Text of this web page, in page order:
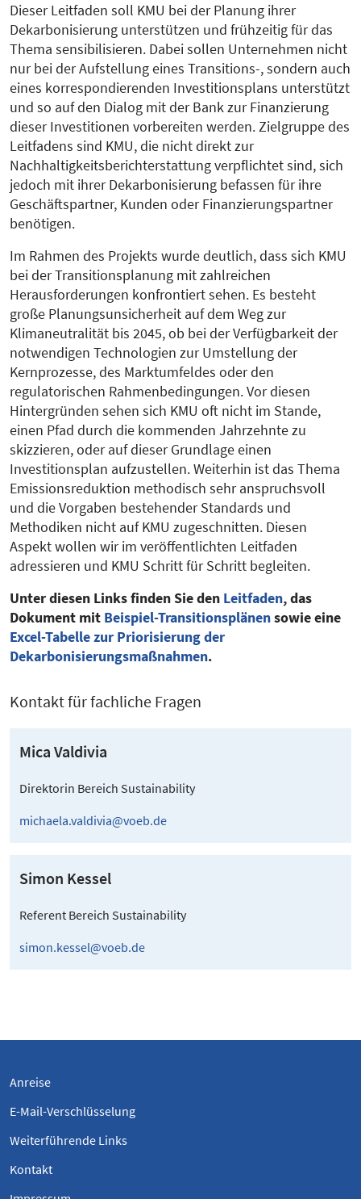
Dieser Leitfaden soll KMU bei der Planung ihrer
Dekarbonisierung unterstützen und frühzeitig für das
Thema sensibilisieren. Dabei sollen Unternehmen nicht
nur bei der Aufstellung eines Transitions-, sondern auch
eines korrespondierenden Investitionsplans unterstützt
und so auf den Dialog mit der Bank zur Finanzierung
dieser Investitionen vorbereiten werden. Zielgruppe des
Leitfadens sind KMU, die nicht direkt zur
Nachhaltigkeitsberichterstattung verpflichtet sind, sich
jedoch mit ihrer Dekarbonisierung befassen für ihre
Geschäftspartner, Kunden oder Finanzierungspartner
benötigen.
Im Rahmen des Projekts wurde deutlich, dass sich KMU
bei der Transitionsplanung mit zahlreichen
Herausforderungen konfrontiert sehen. Es besteht
große Planungsunsicherheit auf dem Weg zur
Klimaneutralität bis 2045, ob bei der Verfügbarkeit der
notwendigen Technologien zur Umstellung der
Kernprozesse, des Marktumfeldes oder den
regulatorischen Rahmenbedingungen. Vor diesen
Hintergründen sehen sich KMU oft nicht im Stande,
einen Pfad durch die kommenden Jahrzehnte zu
skizzieren, oder auf dieser Grundlage einen
Investitionsplan aufzustellen. Weiterhin ist das Thema
Emissionsreduktion methodisch sehr anspruchsvoll
und die Vorgaben bestehender Standards und
Methodiken nicht auf KMU zugeschnitten. Diesen
Aspekt wollen wir im veröffentlichten Leitfaden
adressieren und KMU Schritt für Schritt begleiten.
Unter diesen Links finden Sie den Leitfaden, das
Dokument mit Beispiel-Transitionsplänensowie eine
Excel-Tabelle zur Priorisierung der
Dekarbonisierungsmaßnahmen.
Kontakt für fachliche Fragen
Mica Valdivia
Direktorin Bereich Sustainability
michaela.valdivia@voeb.de
Simon Kessel
Referent Bereich Sustainability
simon.kessel@voeb.de
Anreise
E-Mail-Verschlüsselung
Weiterführende Links
Kontakt